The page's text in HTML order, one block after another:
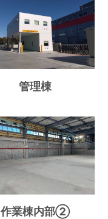
管理棟
作業棟内部②